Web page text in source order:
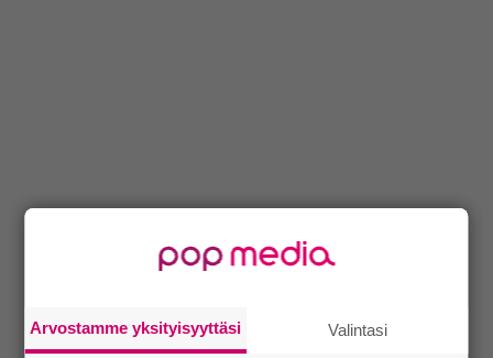
Arvostamme yksityisyyttäsi Valintasi